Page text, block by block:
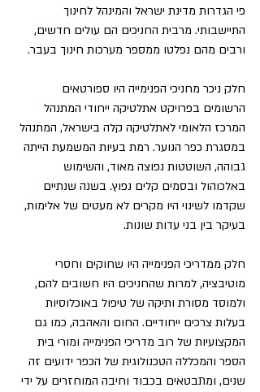
פי הגדרות מדינת ישראל והמינהל לחינוך
התיישבותי. מרבית החניכים הם עולים חדשים,
ורבים מהם נפלטו ממספר מערכות חינוך בעבר.
חלק ניכר מחניכי הפנימייה היו ספורטאים
הרשומים בפרויקט אתלטיקה ייחודי המתנהל
המרכז הלאומי לאתלטיקה קלה בישראל, המתנהל
במסגרת כפר הנוער. רמת בעיות המשמעת הייתה
גבוהה, השוטטות נפוצה מאוד, והשימוש
באלכוהול ובסמים קלים נפוץ. בשנה שנתיים
שקדמו לשינוי היו מקרים לא מעטים של אלימות,
בעיקר בין בני עדות שונות.
חלק ממדריכי הפנימייה היו שחוקים וחסרי
מוטיבציה, למרות שהחניכים היו חשובים להם,
ולמוסד מסורת ותיקה של טיפול באוכלוסיות
בעלות צרכים ייחודיים. החום והאהבה, כמו גם
המקצועיות של רוב מדריכי הפנימייה ומורי בית
הספר והמכללה הטכנולוגית של הכפר ידועים זה
שנים, ומתבטאים בכבוד וחיבה המוחזרים על ידי